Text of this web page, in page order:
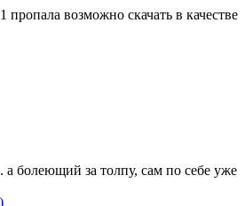
пропала возможно скачать в качестве
а болеющий за толпу, сам по себе уже